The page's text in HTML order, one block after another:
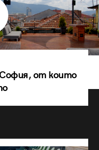
София, от които